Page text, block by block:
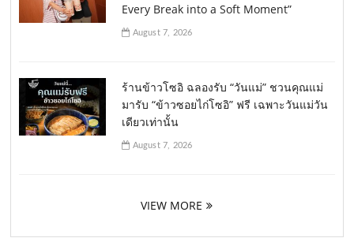
Every Break into a Soft Moment”
August 7, 2026
ร้านข้าวโซอิ ฉลองรับ “วันแม่” ชวนคุณแม่
มารับ “ข้าวซอยไก่โซอิ” ฟรี เฉพาะวันแม่วัน
เดียวเท่านั้น
August 7, 2026
VIEW MORE